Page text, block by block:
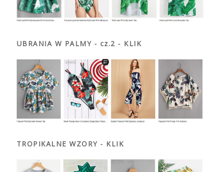
UBRANIA W PALMY - cz.2 - KLIK
TROPIKALNE WZORY - KLIK